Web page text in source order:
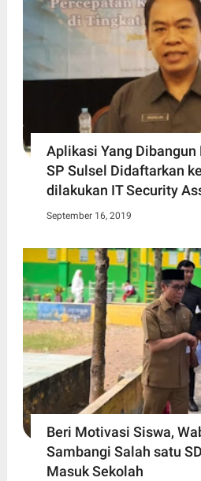
Aplikasi Yang
SP Sulsel Didaftarkan
dilakukan IT Security
September 16, 2019
Beri Motivasi Siswa,
Sambangi Salah satu
Masuk Sekolah